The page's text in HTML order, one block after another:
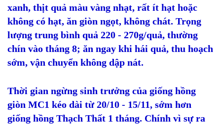
xanh, thịt quả màu vàng nhạt, rất ít hạt hoặc
không có hạt, ăn giòn ngọt, không chát. Trọng
lượng trung bình quả 220 - 270g/quả, thường
chín vào tháng 8; ăn ngay khi hái quả, thu hoạch
sớm, vận chuyển không dập nát.
Thời gian ngừng sinh trưởng của giống hồng
giòn MC1 kéo dài từ 20/10 - 15/11, sớm hơn
giống hồng Thạch Thất 1 tháng. Chính vì sự ra